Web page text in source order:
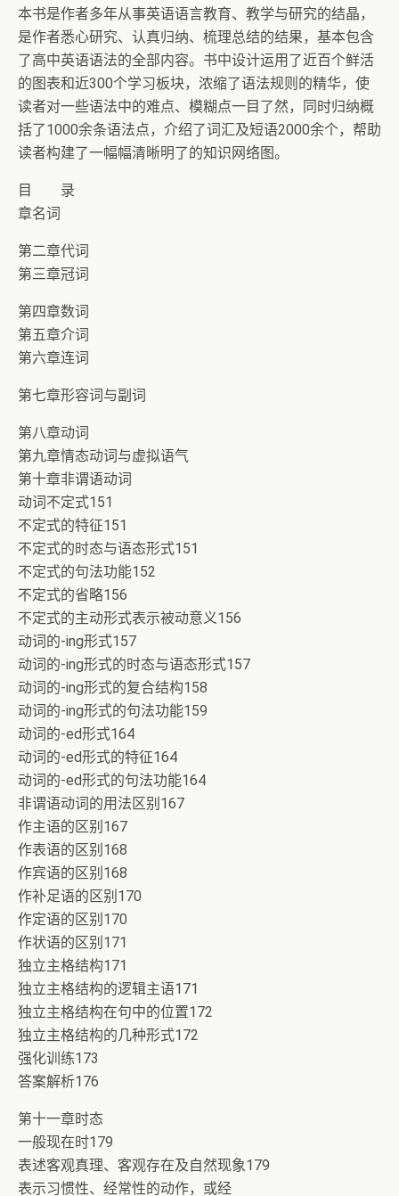
本书是作者多年从事英语语言教育、教学与研究的结晶，
是作者悉心研究、认真归纳、梳理总结的结果，基本包含
了高中英语语法的全部内容。书中设计运用了近百个鲜活
的图表和近300个学习板块，浓缩了语法规则的精华，使
读者对一些语法中的难点、模糊点一目了然，同时归纳概
括了1000余条语法点，介绍了词汇及短语2000余个，帮助
读者构建了一幅幅清晰明了的知识网络图。
目 录
章名词
第二章代词
第三章冠词
第四章数词
第五章介词
第六章连词
第七章形容词与副词
第八章动词
第九章情态动词与虚拟语气
第十章非谓语动词
动词不定式151
不定式的特征151
不定式的时态与语态形式151
不定式的句法功能152
不定式的省略156
不定式的主动形式表示被动意义156
动词的-ing形式157
动词的-ing形式的时态与语态形式157
动词的-ing形式的复合结构158
动词的-ing形式的句法功能159
动词的-ed形式164
动词的-ed形式的特征164
动词的-ed形式的句法功能164
非谓语动词的用法区别167
作主语的区别167
作表语的区别168
作宾语的区别168
作补足语的区别170
作定语的区别170
作状语的区别171
独立主格结构171
独立主格结构的逻辑主语171
独立主格结构在句中的位置172
独立主格结构的几种形式172
强化训练173
答案解析176
第十一章时态
一般现在时179
表述客观真理、客观存在及自然现象179
表示习惯性、经常性的动作，或经